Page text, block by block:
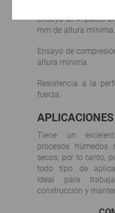
Ensayo de impacto
mm de altura mínima.
Ensayo de
altura mínima.
Resistencia a la
fuerza.
APLICACIONES
Tiene un
procesos
secos, por lo tanto,
todo tipo de
Ideal para
construcción y